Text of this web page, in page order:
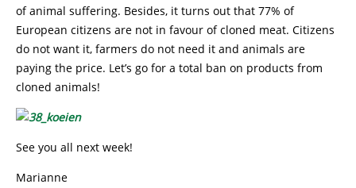
of animal suffering. Besides, it turns out that 77% of
European citizens are not in favour of cloned meat. Citizens
do not want it, farmers do not need it and animals are
paying the price. Let’s go for a total ban on products from
cloned animals!
See you all next week!
Marianne